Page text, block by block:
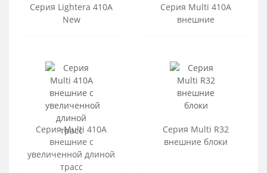
Серия Lightera 410A
New
Серия Multi 410A
внешние
Серия Multi 410A
внешние с
увеличенной длиной
трасс
Серия Multi R32
внешние блоки